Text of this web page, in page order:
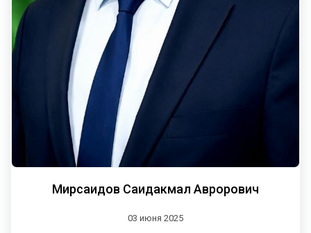
Мирсаидов Саидакмал Аврорович
03 июня 2025